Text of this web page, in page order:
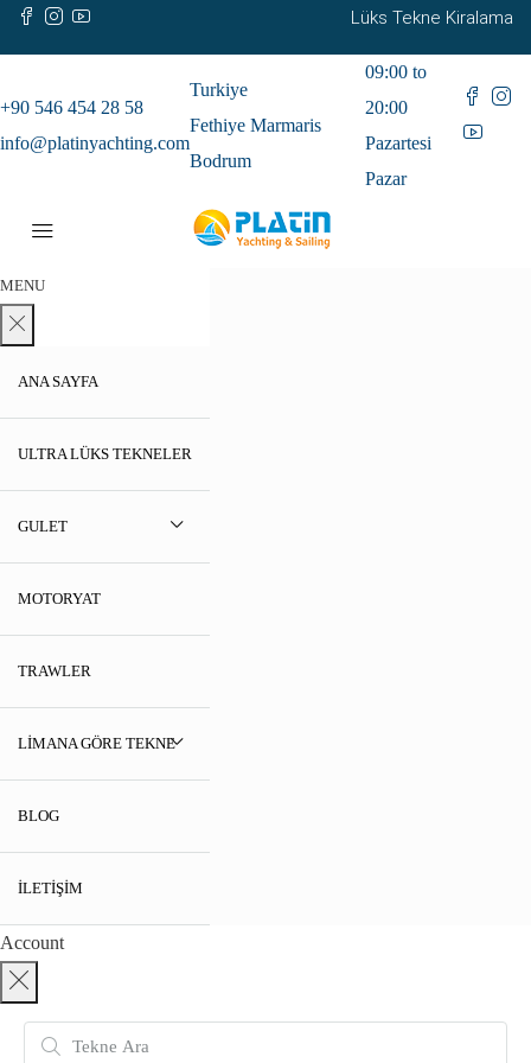
Lüks Tekne Kiralama
+90 546 454 28 58
info@platinyachting.com
Turkiye
Fethiye Marmaris
Bodrum
09:00 to
20:00
Pazartesi
Pazar
MENU
ANA SAYFA
ULTRA LÜKS TEKNELER
GULET
MOTORYAT
TRAWLER
LIMANA GÖRE TEKNE
BLOG
İLETIŞIM
Account